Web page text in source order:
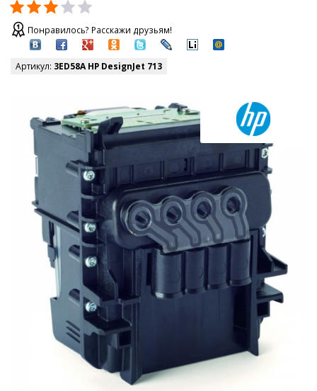
Понравилось? Расскажи друзьям!
Артикул: 3ED58A HP DesignJet 713